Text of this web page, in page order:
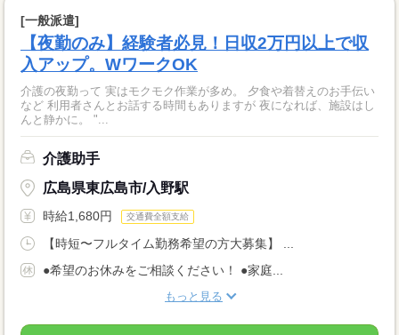
[一般派遣]
【夜勤のみ】経験者必見！日収2万円以上で収
入アップ。WワークOK
介護の夜勤って 実はモクモク作業が多め。 夕食や着替えのお手伝い
など 利用者さんとお話する時間もありますが 夜になれば、施設はし
んと静かに。 "...
介護助手
広島県東広島市/入野駅
時給1,680円 交通費全額支給
【時短〜フルタイム勤務希望の方大募集】 ...
●希望のお休みをご相談ください！ ●家庭...
もっと見る